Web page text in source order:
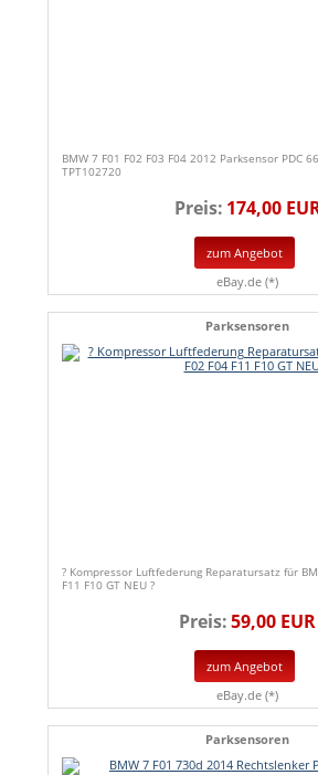
BMW 7 F01 F02 F03 F04 2012 Parksensor PDC
TPT102720
Preis: 174,00
zum Angebot
eBay.de (*)
Parksensoren
? Kompressor Luftfederung Reparatursatz für
F11 F10 GT NEU ?
Preis:59,00 EUR
zum Angebot
eBay.de (*)
Parksensoren